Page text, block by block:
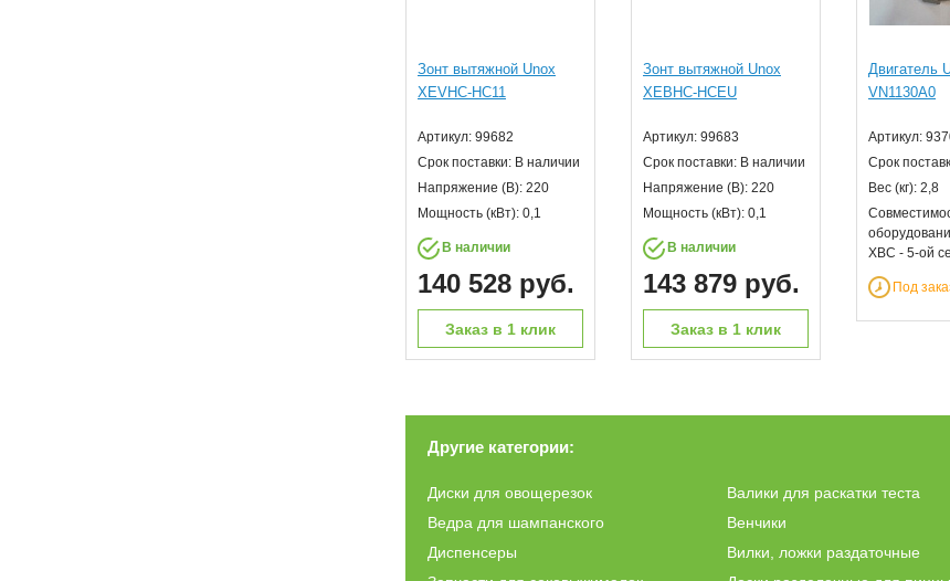
Зонт вытяжной Unox
XEVHC-HC11
Артикул: 99682
Срок поставки: В наличии
Напряжение (В): 220
Мощность (кВт): 0,1
В наличии
140 528 руб.
Заказ в 1 клик
Зонт вытяжной Unox
XEBHC-HCEU
Артикул: 99683
Срок поставки: В наличии
Напряжение (В): 220
Мощность (кВт): 0,1
В наличии
143 879 руб.
Заказ в 1 клик
Двигатель
VN1130A0
Артикул:
Срок
Вес (кг): 2,8
XBC - 5-ой
Под
Другие категории:
Диски для овощерезок Валики для раскатки теста
Ведра для шампанского
Венчики
Диспенсеры
Вилки, ложки раздаточные